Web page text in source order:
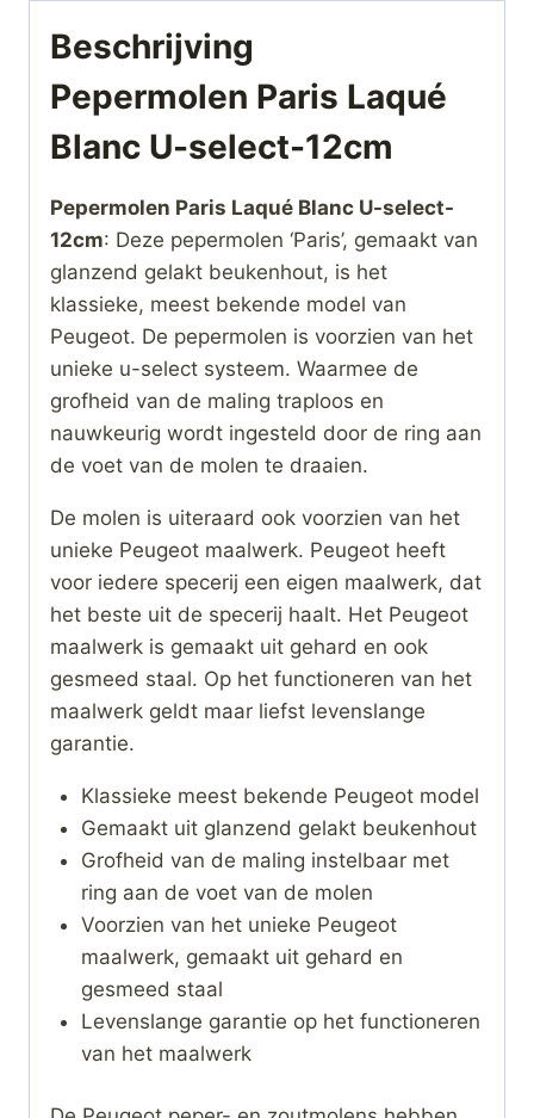
Beschrijving
Pepermolen Paris Laqué
Blanc U-select-12cm
Pepermolen Paris Laqué Blanc U-select-
12cm: Deze pepermolen ‘Paris’, gemaakt van
glanzend gelakt beukenhout, is het
klassieke, meest bekende model van
Peugeot. De pepermolen is voorzien van het
unieke u-select systeem. Waarmee de
grofheid van de maling traploos en
nauwkeurig wordt ingesteld door de ring aan
de voet van de molen te draaien.
De molen is uiteraard ook voorzien van het
unieke Peugeot maalwerk. Peugeot heeft
voor iedere specerij een eigen maalwerk, dat
het beste uit de specerij haalt. Het Peugeot
maalwerk is gemaakt uit gehard en ook
gesmeed staal. Op het functioneren van het
maalwerk geldt maar liefst levenslange
garantie.
Klassieke meest bekende Peugeot model
Gemaakt uit glanzend gelakt beukenhout
Grofheid van de maling instelbaar met
ring aan de voet van de molen
Voorzien van het unieke Peugeot
maalwerk, gemaakt uit gehard en
gesmeed staal
Levenslange garantie op het functioneren
van het maalwerk